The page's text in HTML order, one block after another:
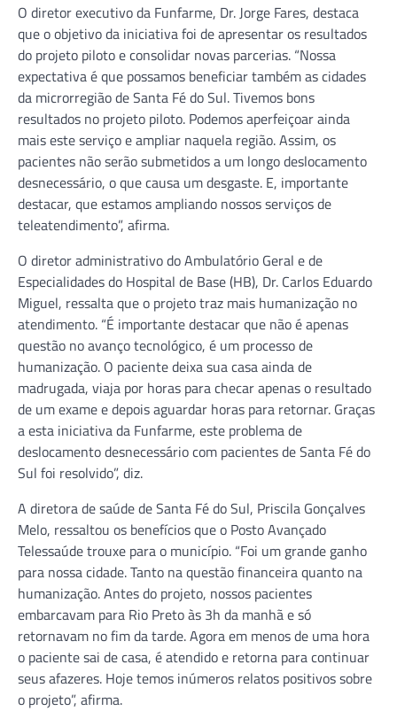
O diretor executivo da Funfarme, Dr. Jorge Fares, destaca
que o objetivo da iniciativa foi de apresentar os resultados
do projeto piloto e consolidar novas parcerias. “Nossa
expectativa é que possamos beneficiar também as cidades
da microrregião de Santa Fé do Sul. Tivemos bons
resultados no projeto piloto. Podemos aperfeiçoar ainda
mais este serviço e ampliar naquela região. Assim, os
pacientes não serão submetidos a um longo deslocamento
desnecessário, o que causa um desgaste. E, importante
destacar, que estamos ampliando nossos serviços de
teleatendimento”, afirma.
O diretor administrativo do Ambulatório Geral e de
Especialidades do Hospital de Base (HB), Dr. Carlos Eduardo
Miguel, ressalta que o projeto traz mais humanização no
atendimento. “É importante destacar que não é apenas
questão no avanço tecnológico, é um processo de
humanização. O paciente deixa sua casa ainda de
madrugada, viaja por horas para checar apenas o resultado
de um exame e depois aguardar horas para retornar. Graças
a esta iniciativa da Funfarme, este problema de
deslocamento desnecessário com pacientes de Santa Fé do
Sul foi resolvido”, diz.
A diretora de saúde de Santa Fé do Sul, Priscila Gonçalves
Melo, ressaltou os benefícios que o Posto Avançado
Telessaúde trouxe para o município. “Foi um grande ganho
para nossa cidade. Tanto na questão financeira quanto na
humanização. Antes do projeto, nossos pacientes
embarcavam para Rio Preto às 3h da manhã e só
retornavam no fim da tarde. Agora em menos de uma hora
o paciente sai de casa, é atendido e retorna para continuar
seus afazeres. Hoje temos inúmeros relatos positivos sobre
o projeto”, afirma.